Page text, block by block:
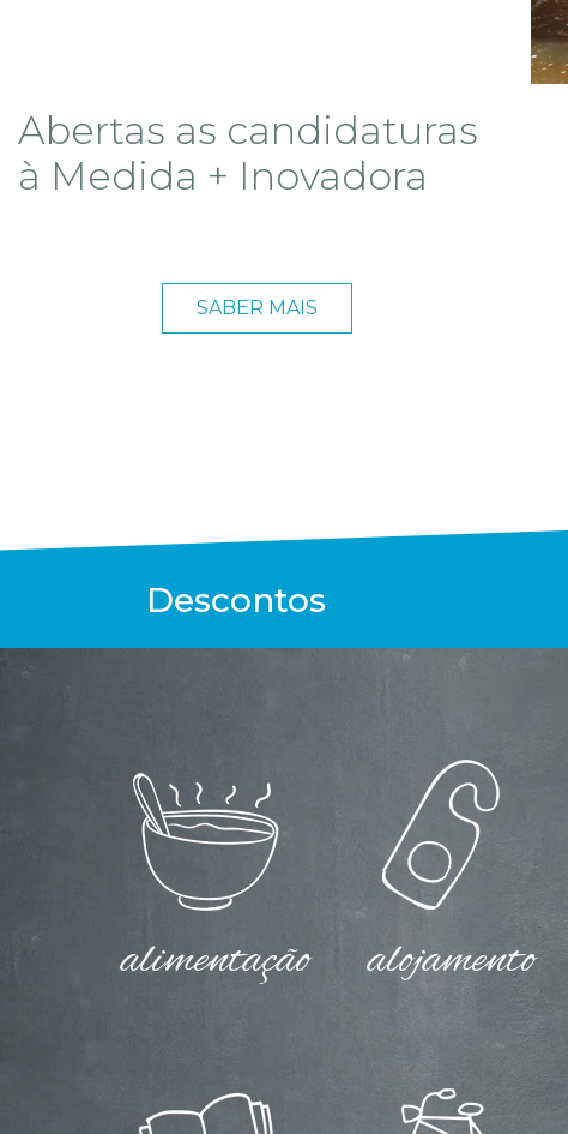
Políticas de família em
análise em Bruxelas
SABER MAIS
alimentação alojamento